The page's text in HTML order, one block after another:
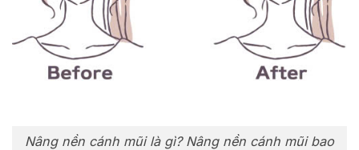
Nâng nền cánh mũi là gì? Nâng nền cánh mũi bao